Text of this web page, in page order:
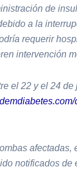
de
a la
requerir
intervención
el 22 y el 24
afectadas,
notificados de